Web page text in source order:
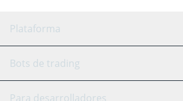
Plataforma
Bot GRID
Bots de trading
Binance
Para desarrolladores